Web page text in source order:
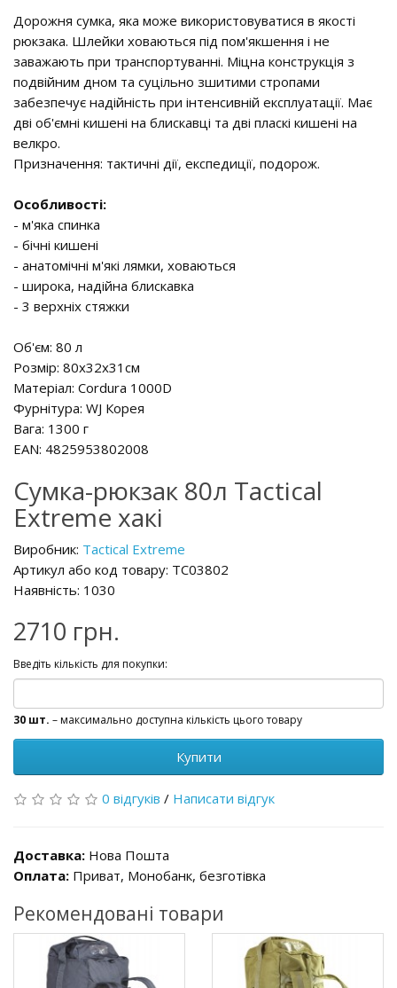
Дорожня сумка, яка може використовуватися в якості
рюкзака. Шлейки ховаються під пом'якшення і не
заважають при транспортуванні. Міцна конструкція з
подвійним дном та суцільно зшитими стропами
забезпечує надійність при інтенсивній експлуатації. Має
дві об'ємні кишені на блискавці та дві пласкі кишені на
велкро.
Призначення: тактичні дії, експедиції, подорож.
Особливості:
- м'яка спинка
- бічні кишені
- анатомічні м'які лямки, ховаються
- широка, надійна блискавка
- 3 верхніх стяжки
Об'єм: 80 л
Розмір: 80х32х31см
Матеріал: Cordura 1000D
Фурнітура: WJ Корея
Вага: 1300 г
EAN: 4825953802008
Сумка-рюкзак 80л Tactical
Extreme хакі
Виробник: Tactical Extreme
Артикул або код товару: TC03802
Наявність: 1030
2710 грн.
Введіть кількість для покупки:
30 шт. – максимально доступна кількість цього товару
Купити
0 відгуків / Написати відгук
Доставка: Нова Пошта
Оплата: Приват, Монобанк, безготівка
Рекомендовані товари